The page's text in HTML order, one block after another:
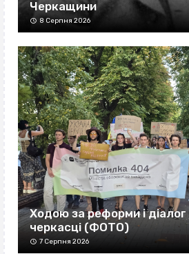
Черкащини
8 Серпня 2026
Ходою за реформи і
черкасці (ФОТО)
7 Серпня 2026